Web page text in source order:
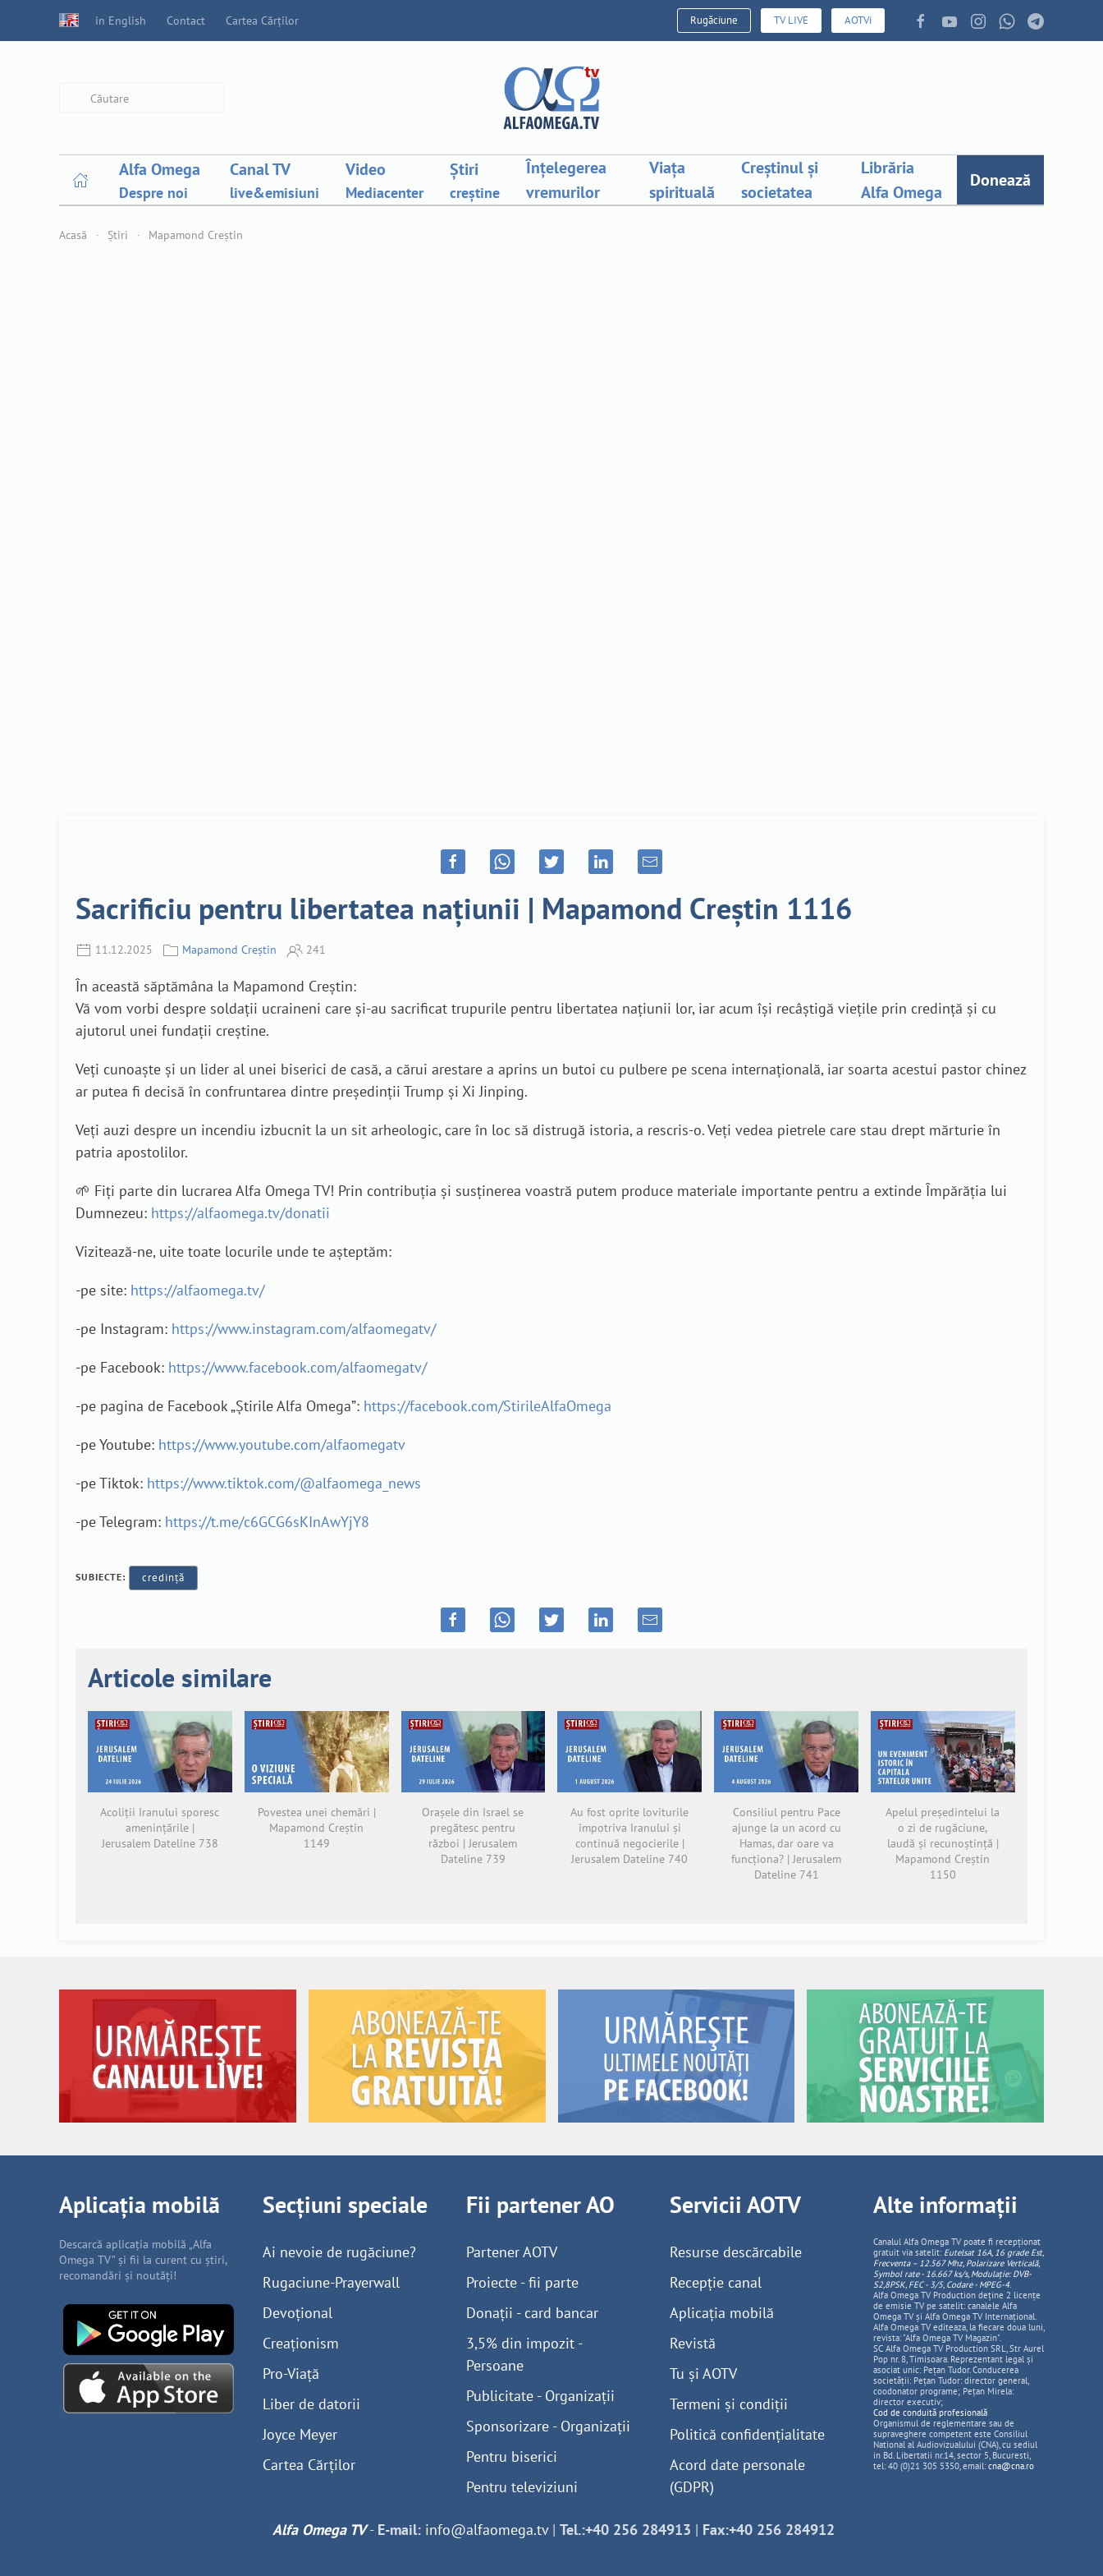
in English Contact Cartea Cărților Rugăciune TV LIVE AOTVi
Alfa Omega
Despre noi
Canal TV
live&emisiuni
Video
Mediacenter
Știri
creștine
Înțelegerea
vremurilor
Viața
spirituală
Creștinul și
societatea
Librăria
Alfa Omega
Donează
Acasă Știri Mapamond Creștin
Sacrificiu pentru libertatea națiunii | Mapamond Creștin 1116
11.12.2025 Mapamond Creștin 241
În această săptămâna la Mapamond Creștin:
Vă vom vorbi despre soldații ucraineni care și-au sacrificat trupurile pentru libertatea națiunii lor, iar acum își recâștigă viețile prin credință și cu
ajutorul unei fundații creștine.
Veți cunoaște și un lider al unei biserici de casă, a cărui arestare a aprins un butoi cu pulbere pe scena internațională, iar soarta acestui pastor chinez
ar putea fi decisă în confruntarea dintre președinții Trump și Xi Jinping.
Veți auzi despre un incendiu izbucnit la un sit arheologic, care în loc să distrugă istoria, a rescris-o. Veți vedea pietrele care stau drept mărturie în
patria apostolilor.
🌱 Fiți parte din lucrarea Alfa Omega TV! Prin contribuția și susținerea voastră putem produce materiale importante pentru a extinde Împărăția lui
Dumnezeu: https://alfaomega.tv/donatii
Vizitează-ne, uite toate locurile unde te așteptăm:
-pe site: https://alfaomega.tv/
-pe Instagram: https://www.instagram.com/alfaomegatv/
-pe Facebook: https://www.facebook.com/alfaomegatv/
-pe pagina de Facebook „Știrile Alfa Omega”: https://facebook.com/StirileAlfaOmega
-pe Youtube: https://www.youtube.com/alfaomegatv
-pe Tiktok: https://www.tiktok.com/@alfaomega_news
-pe Telegram: https://t.me/c6GCG6sKInAwYjY8
SUBIECTE: credință
Articole similare
Acoliții Iranului sporesc
amenințările |
Jerusalem Dateline 738
Povestea unei chemări |
Mapamond Creștin
1149
Orașele din Israel se
pregătesc pentru
război | Jerusalem
Dateline 739
Au fost oprite loviturile
împotriva Iranului și
continuă negocierile |
Jerusalem Dateline 740
Consiliul pentru Pace
ajunge la un acord cu
Hamas, dar oare va
funcționa? | Jerusalem
Dateline 741
Apelul președintelui la
o zi de rugăciune,
laudă și recunoștință |
Mapamond Creștin
1150
Aplicația mobilă
Descarcă aplicația mobilă „Alfa
Omega TV” și fii la curent cu știri,
recomandări și noutăți!
Secțiuni speciale
Ai nevoie de rugăciune?
Rugaciune-Prayerwall
Devoțional
Creaționism
Pro-Viață
Liber de datorii
Joyce Meyer
Cartea Cărților
Fii partener AO
Partener AOTV
Proiecte - fii parte
Donații - card bancar
3,5% din impozit -
Persoane
Publicitate - Organizații
Sponsorizare - Organizații
Pentru biserici
Pentru televiziuni
Servicii AOTV
Resurse descărcabile
Recepție canal
Aplicația mobilă
Revistă
Tu și AOTV
Termeni și condiții
Politică confidențialitate
Acord date personale
(GDPR)
Alte informații
Canalul Alfa Omega TV poate fi recepționat
gratuit via satelit: Eutelsat 16A, 16 grade Est,
Frecventa – 12.567 Mhz, PolarizareVerticală,
Symbol rate - 16.667 ks/s, Modulație: DVB-
S2,8PSK, FEC - 3/5, Codare - MPEG-4.
Alfa Omega TV Production deține 2 licențe
de emisie TV pe satelit: canalele Alfa
Omega TV și Alfa Omega TV Internațional.
Alfa Omega TV editeaza, la fiecare doua luni,
revista: "Alfa Omega TV Magazin".
SC Alfa Omega TV Production SRL, Str Aurel
Pop nr. 8, Timisoara. Reprezentant legal și
asociat unic: Pețan Tudor. Conducerea
societății: Pețan Tudor: director general,
coodonator programe; Pețan Mirela:
director executiv;
Cod de conduită profesională
Organismul de reglementare sau de
supraveghere competent este Consiliul
National al Audiovizualului (CNA), cu sediul
in Bd. Libertatii nr.14, sector 5, Bucuresti,
tel: 40 (0)21 305 5350, email: cna@cna.ro
Alfa Omega TV- E-mail: info@alfaomega.tv| Tel.:+40 256 284913 | Fax:+40 256 284912